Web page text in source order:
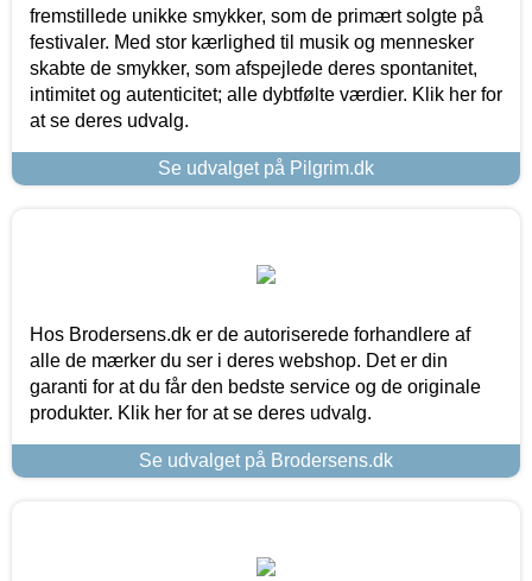
fremstillede unikke smykker, som de primært solgte på
festivaler. Med stor kærlighed til musik og mennesker
skabte de smykker, som afspejlede deres spontanitet,
intimitet og autenticitet; alle dybtfølte værdier. Klik her for
at se deres udvalg.
Se udvalget på Pilgrim.dk
Hos Brodersens.dk er de autoriserede forhandlere af
alle de mærker du ser i deres webshop. Det er din
garanti for at du får den bedste service og de originale
produkter. Klik her for at se deres udvalg.
Se udvalget på Brodersens.dk